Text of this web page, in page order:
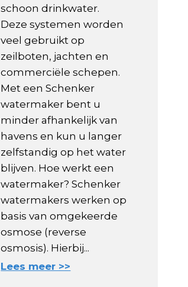
schoon drinkwater.
Deze systemen worden
veel gebruikt op
zeilboten, jachten en
commerciële schepen.
Met een Schenker
watermaker bent u
minder afhankelijk van
havens en kun u langer
zelfstandig op het water
blijven. Hoe werkt een
watermaker? Schenker
watermakers werken op
basis van omgekeerde
osmose (reverse
osmosis). Hierbij...
Lees meer >>